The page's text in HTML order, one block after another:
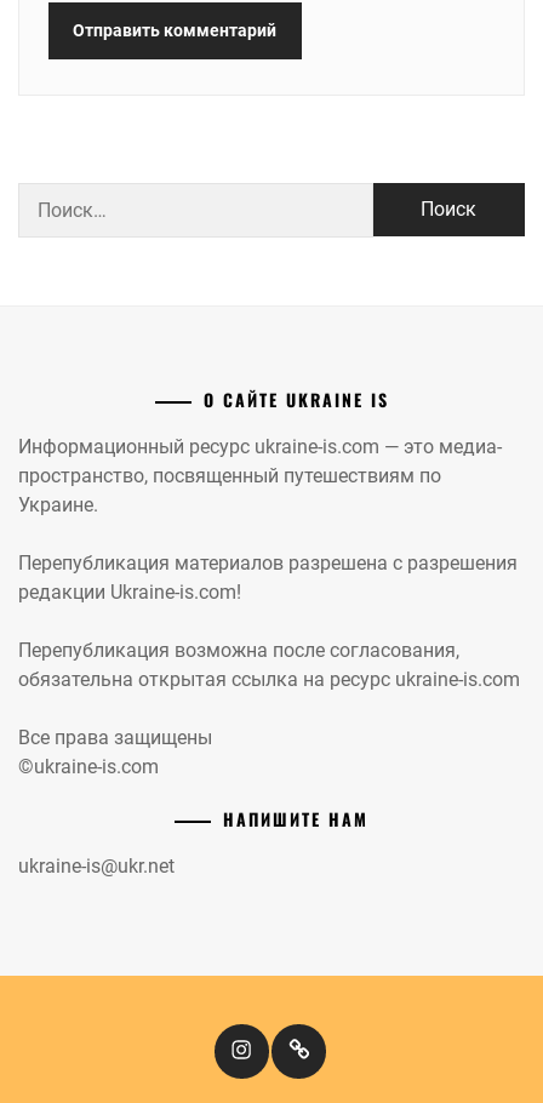
О САЙТЕ UKRAINE IS
Информационный ресурс ukraine-is.com — это медиа-
пространство, посвященный путешествиям по
Украине.
Перепубликация материалов разрешена с разрешения
редакции Ukraine-is.com!
Перепубликация возможна после согласования,
обязательна открытая ссылка на ресурс ukraine-is.com
Все права защищены
©ukraine-is.com
НАПИШИТЕ НАМ
ukraine-is@ukr.net
InstagramКіномандри